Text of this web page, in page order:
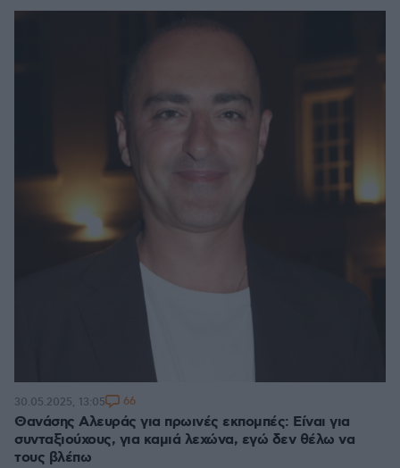
Θανάσης Αλευράς για πρωινές εκπομπές: Είναι για
συνταξιούχους, για καμιά λεχώνα, εγώ δεν θέλω να
τους βλέπω
30.05.2025, 13:05 66